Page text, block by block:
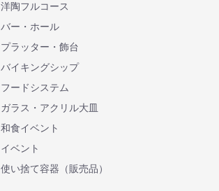
洋陶フルコース
バー・ホール
プラッター・飾台
バイキングシップ
フードシステム
ガラス・アクリル大皿
和食イベント
イベント
使い捨て容器（販売品）